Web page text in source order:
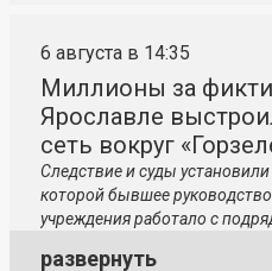
6 августа в 14:35
Миллионы за
Ярославле
сеть вокруг
Следствие и суды
которой бывшее
учреждения работало с
развернуть